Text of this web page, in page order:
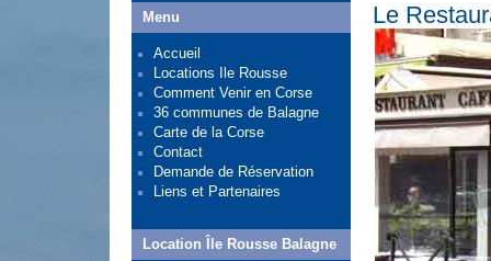
Le
Menu
Accueil
Locations Ile Rousse
Comment Venir en Corse
36 communes de Balagne
Carte de la Corse
Contact
Demande de Réservation
Liens et Partenaires
Location Île Rousse Balagne